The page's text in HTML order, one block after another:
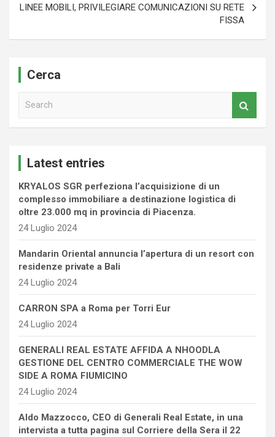
LINEE MOBILI, PRIVILEGIARE COMUNICAZIONI SU RETE
FISSA
Cerca
Latest entries
KRYALOS SGR perfeziona l’acquisizione di un
complesso immobiliare a destinazione logistica di
oltre 23.000 mq in provincia di Piacenza.
24 Luglio 2024
Mandarin Oriental annuncia l’apertura di un resort con
residenze private a Bali
24 Luglio 2024
CARRON SPA a Roma per Torri Eur
24 Luglio 2024
GENERALI REAL ESTATE AFFIDA A NHOODLA
GESTIONE DEL CENTRO COMMERCIALE THE WOW
SIDE A ROMA FIUMICINO
24 Luglio 2024
Aldo Mazzocco, CEO di Generali Real Estate, in una
intervista a tutta pagina sul Corriere della Sera il 22